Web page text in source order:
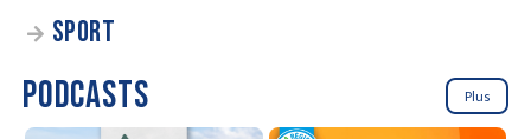
SPORT
PODCASTS Plus